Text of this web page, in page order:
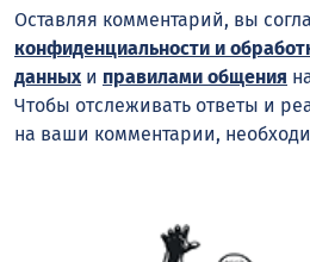
Оставляя комментарий, вы
конфиденциальности и
данныхи правилами общения
Чтобы отслеживать ответы и
на ваши комментарии,